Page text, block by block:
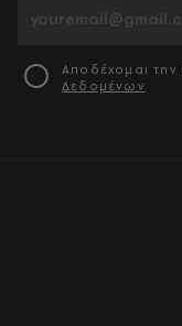
Αποδέχομαι την
Δεδομένων